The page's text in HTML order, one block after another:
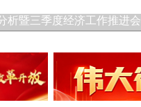
暨三季度经济工作推进